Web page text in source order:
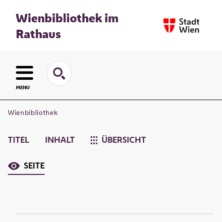
Wienbibliothek im
Rathaus
MENU
Wienbibliothek
TITEL INHALT ÜBERSICHT
SEITE